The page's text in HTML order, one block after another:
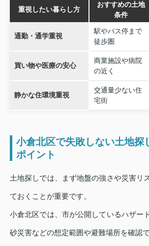
重視したい暮らし方
おすすめの土地
条件
通勤・通学重視
駅やバス停まで
徒歩圏
買い物や医療の安心
商業施設や病院
の近く
静かな住環境重視
交通量少ない住
宅街
小倉北区で失敗しない土地探
ポイント
土地探しでは、まず地盤の強さや災害リ
ておくことが重要です。
小倉北区では、市が公開しているハザー
砂災害などの想定範囲や避難場所を確認で